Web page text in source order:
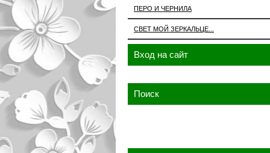
ПЕРО И ЧЕРНИЛА
СВЕТ МОЙ ЗЕРКАЛЬЦЕ...
Вход на сайт
Поиск